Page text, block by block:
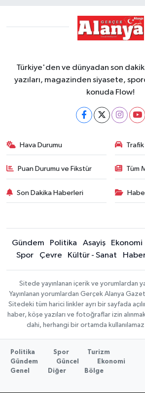
Türkiye'den ve dünyadan son
yazıları, magazinden siyasete,
konuda Flow!
Hava Durumu
Puan Durumu ve Fikstür Tüm
Son Dakika Haberleri
Gündem Politika Asayiş Ekonomi
Spor
Çevre Kültür - Sanat
Sitede yayınlanan içerik ve yorumlardan
Yayınlanan yorumlardan Gerçek Alanya
Sitedeki tüm harici linkler ayrı bir sayfada
haber, köşe yazıları ve fotoğraflar izin
dahi, herhangi bir ortamda kullanılamaz
Politika Spor
Turizm
Gündem
Güncel
Ekonomi
Genel
Diğer Bölge